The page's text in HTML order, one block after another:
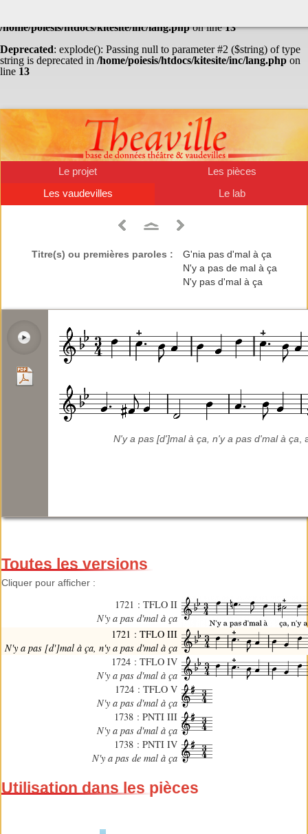
/home/poiesis/htdocs/kitesite/inc/lang.phpon line13
Deprecated: explode(): Passing null to parameter #2 ($string) of type
string is deprecated in /home/poiesis/htdocs/kitesite/inc/lang.php on
line 13
Le projet
Les pièces
Les vaudevilles
Le lab
Titre(s) ou premières paroles :
G'nia pas d'mal à ça
N'y a pas de mal à ça
N'y pas d'mal à ça
N'y a pas [d']mal à ça, n'y a pas d'mal à ça
Toutes les versions
Cliquer pour afficher :
1721 : TFLO II
N'y a pas d'mal à ça
1721 : TFLO III
N'y a pas [d']mal à ça, n'y a pas d'mal à ça
1724 : TFLO IV
N'y a pas d'mal à ça
1724 : TFLO V
N'y a pas d'mal à ça
1738 : PNTI III
N'y a pas d'mal à ça
1738 : PNTI IV
N'y a pas de mal à ça
Utilisation dans les pièces